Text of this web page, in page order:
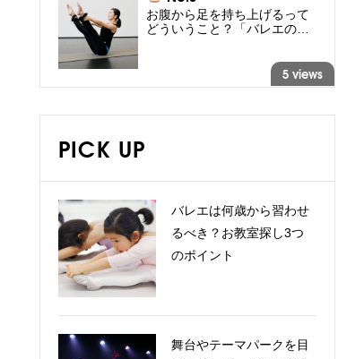
お腹から足を持ち上げるって
どういうこと？「バレエの…
5 views
PICK UP
バレエは何歳から習わせ
るべき？お教室探し3つ
のポイント
舞台やテーマパークを目